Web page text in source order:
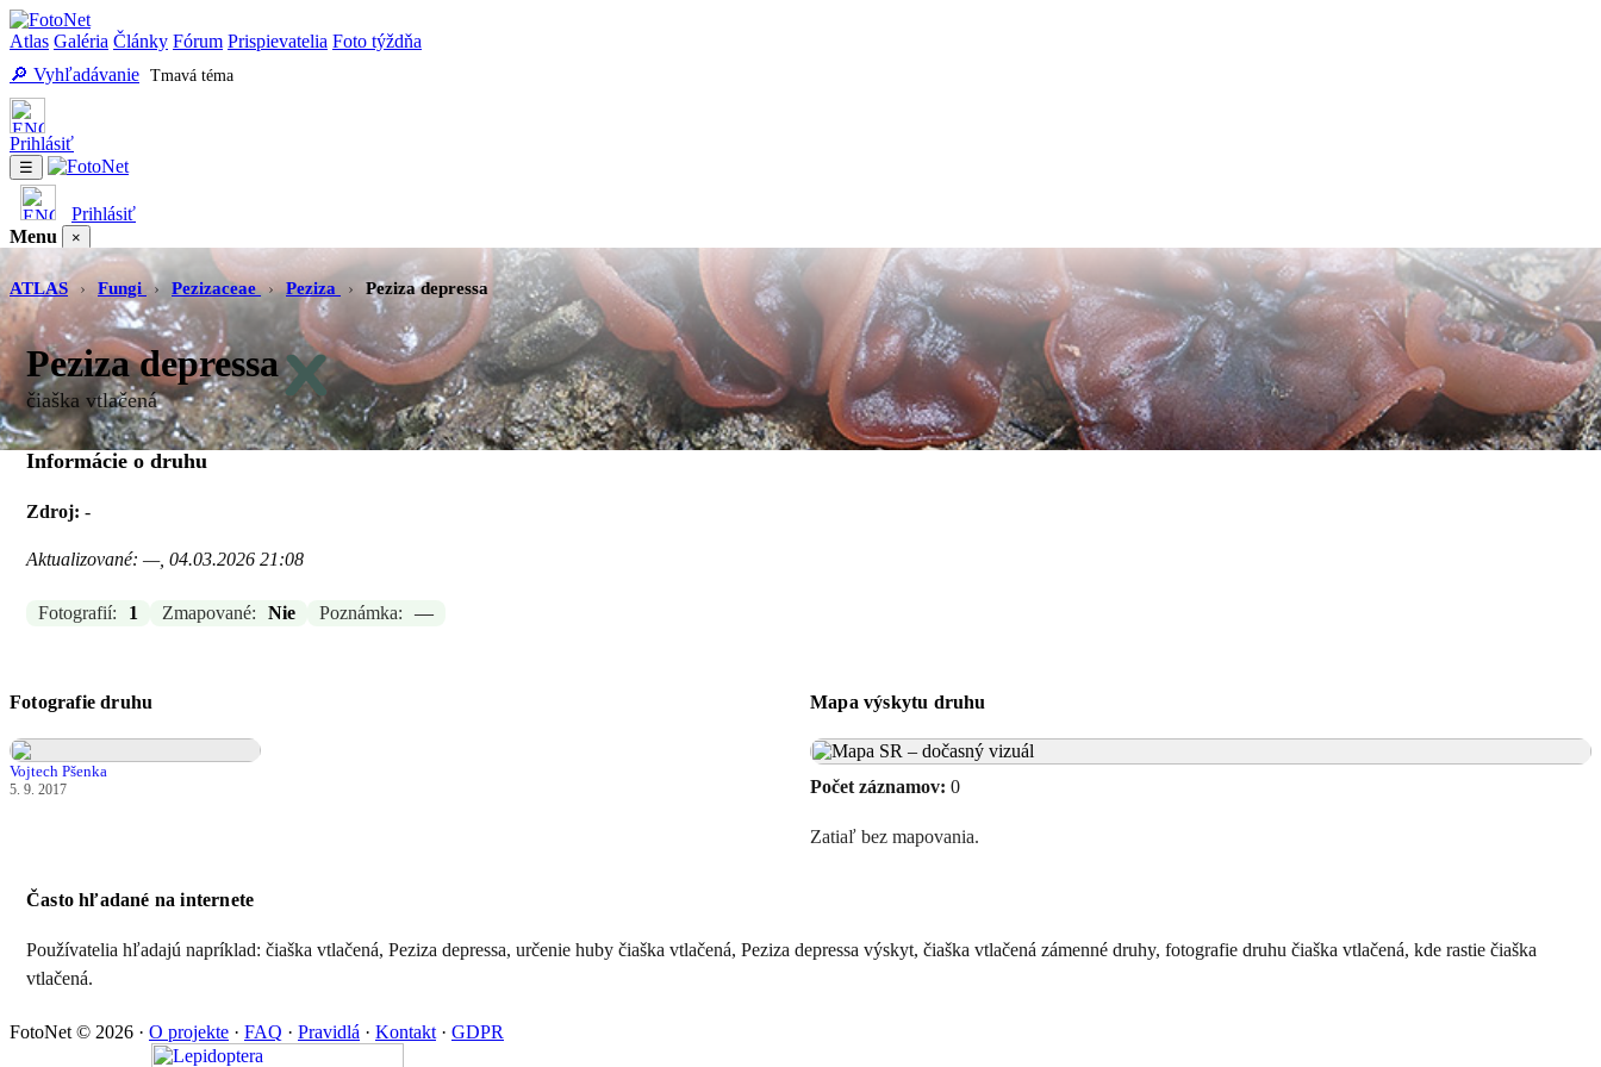
Atlas Galéria Články Fórum Prispievatelia Foto týždňa
🔎 Vyhľadávanie Tmavá téma
Prihlásiť
☰
Prihlásiť
Menu
×
Galéria Články Fórum Prispievatelia Foto týždňa Vyhľadávanie Tmavá téma
ATLAS
› Fungi › Pezizaceae › Peziza › Peziza depressa
Peziza depressa
čiaška vtlačená
Informácie o druhu
Zdroj: -
Aktualizované: —, 04.03.2026 21:08
Fotografií: 1 Zmapované: Nie Poznámka: —
Fotografie druhu
Vojtech Pšenka
5. 9. 2017
Mapa výskytu druhu
Počet záznamov: 0
Zatiaľ bez mapovania.
Často hľadané na internete
Používatelia hľadajú napríklad: čiaška vtlačená, Peziza depressa, určenie huby čiaška vtlačená, Peziza depressa výskyt, čiaška vtlačená zámenné druhy, fotografie druhu čiaška vtlačená, kde rastie čiaška
vtlačená.
FotoNet © 2026 · O projekte · FAQ · Pravidlá · Kontakt · GDPR